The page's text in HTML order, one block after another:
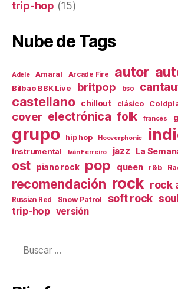
trip-hop (15)
Nube de Tags
Adele Amaral Arcade Fire autor
Bilbao BBK Live britpop bso
castellano chillout clásico
cover electrónica folk francés
grupo hip hop Hooverphonic
instrumental Iván Ferreiro jazz La
ost piano rock pop queen r&b
recomendación rock rock
Russian Red Snow Patrol soft rock
trip-hop versión